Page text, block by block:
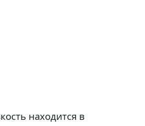
находится в